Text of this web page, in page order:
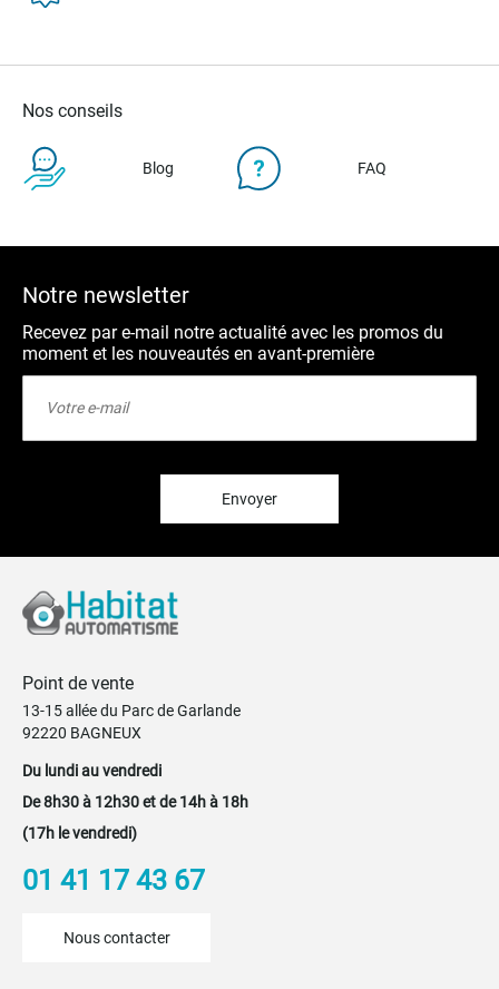
Nos conseils
Blog FAQ
Notre newsletter
Recevez par e-mail notre actualité avec les promos du
moment et les nouveautés en avant-première
Envoyer
Point de vente
13-15 allée du Parc de Garlande
92220 BAGNEUX
Du lundi au vendredi
De 8h30 à 12h30 et de 14h à 18h
(17h le vendredi)
01 41 17 43 67
Nous contacter